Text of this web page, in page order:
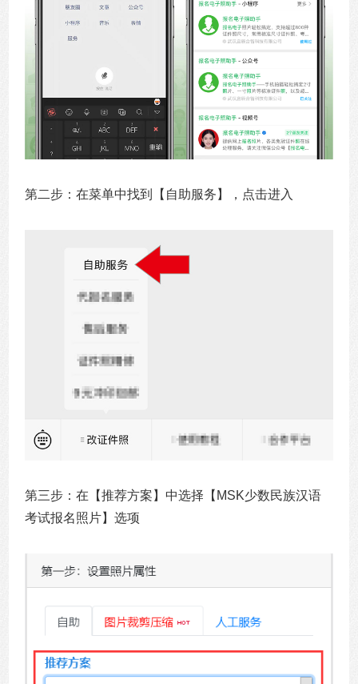
第二步：在菜单中找到【自助服务】，点击进入
第三步：在【推荐方案】中选择【MSK少数民族汉语
考试报名照片】选项